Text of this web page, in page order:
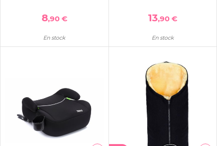
8,90 €
En stock
13,90 €
En stock